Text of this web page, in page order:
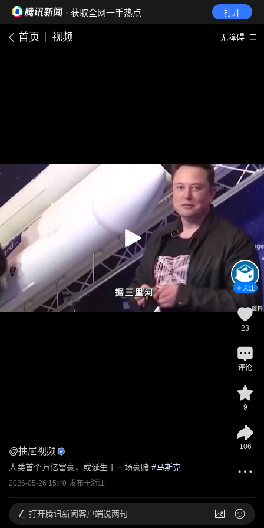
· 获取全网一手热点 打开
首页 视频 无障碍
@抽屉视频
人类首个万亿富豪，或诞生于一场豪赌 #马斯克
2026-05-26 15:40 发布于浙江
关注
23
评论
9
106
打开腾讯新闻客户端说两句